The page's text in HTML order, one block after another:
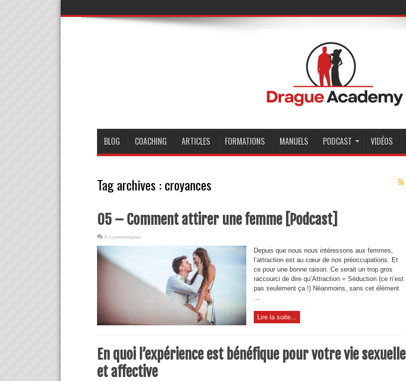
BLOG COACHING ARTICLES FORMATIONS MANUELS PODCAST VIDÉOS
Tag archives : croyances
05 – Comment attirer une femme [Podcast]
8 commentaires
Depuis que nous nous intéressons aux femmes,
l’attraction est au cœur de nos préoccupations. Et
ce pour une bonne raison. Ce serait un trop gros
raccourci de dire qu’Attraction = Séduction (ce n’est
pas seulement ça !) Néanmoins, sans cet élément
...
Lire la suite...
En quoi l’expérience est bénéfique pour votre vie sexuelle
et affective